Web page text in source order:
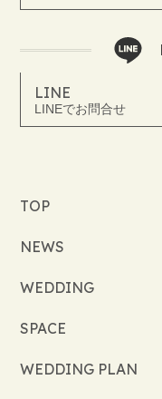
LINE
LINEでお問合せ
TOP
NEWS
WEDDING
SPACE
WEDDING PLAN